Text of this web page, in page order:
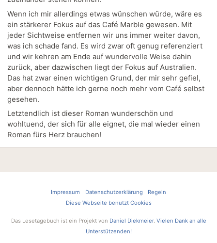
Wenn ich mir allerdings etwas wünschen würde, wäre es
ein stärkerer Fokus auf das Café Marble gewesen. Mit
jeder Sichtweise entfernen wir uns immer weiter davon,
was ich schade fand. Es wird zwar oft genug referenziert
und wir kehren am Ende auf wundervolle Weise dahin
zurück, aber dazwischen liegt der Fokus auf Australien.
Das hat zwar einen wichtigen Grund, der mir sehr gefiel,
aber dennoch hätte ich gerne noch mehr vom Café selbst
gesehen.
Letztendlich ist dieser Roman wunderschön und
wohltuend, der sich für alle eignet, die mal wieder einen
Roman fürs Herz brauchen!
Impressum Datenschutzerklärung
Regeln
Diese Webseite benutzt Cookies
Das Lesetagebuch ist ein Projekt von Daniel Diekmeier. Vielen Dank an alle
Unterstützenden!